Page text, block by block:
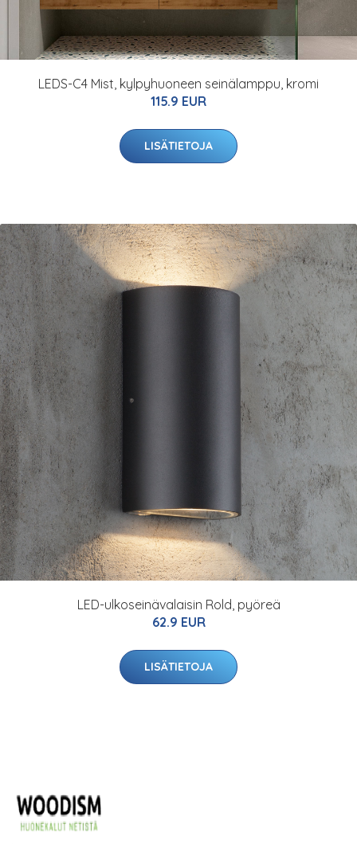
LEDS-C4 Mist, kylpyhuoneen seinälamppu, kromi
115.9 EUR
LISÄTIETOJA
LED-ulkoseinävalaisin Rold, pyöreä
62.9 EUR
LISÄTIETOJA